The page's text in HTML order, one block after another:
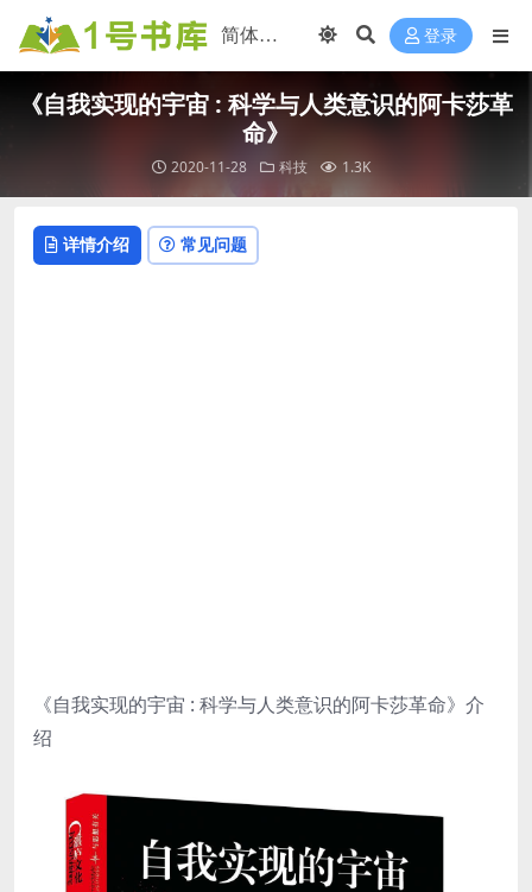
登录
《自我实现的宇宙 : 科学与人类意识的阿卡莎革
命》
2020-11-28 科技 1.3K
详情介绍 常见问题
《自我实现的宇宙 : 科学与人类意识的阿卡莎革命》介
绍